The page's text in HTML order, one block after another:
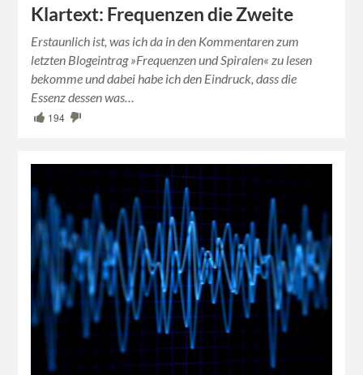
Klartext: Frequenzen die Zweite
Erstaunlich ist, was ich da in den Kommentaren zum
letzten Blogeintrag »Frequenzen und Spiralen« zu lesen
bekomme und dabei habe ich den Eindruck, dass die
Essenz dessen was…
194